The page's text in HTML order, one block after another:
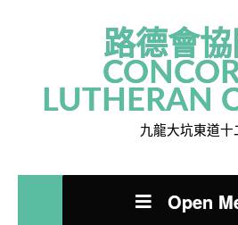
路德會
LUTHERAN
九龍大坑東道十
Open